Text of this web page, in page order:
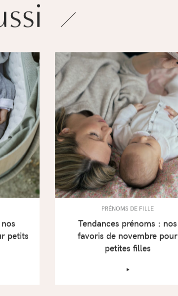
petits
PRÉNOMS DE FILLE
Tendances prénoms : nos
favoris de novembre pour
petites filles
‣